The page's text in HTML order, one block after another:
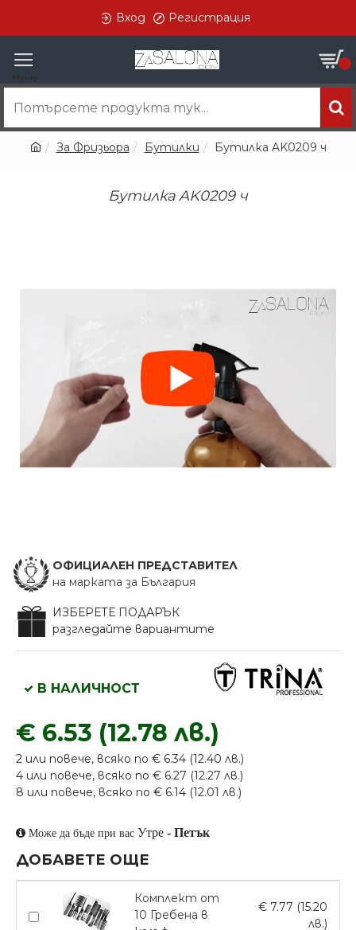
Вход Регистрация
За Фризьора Бутилки Бутилка AK0209 ч
Бутилка AK0209 ч
ИЗБЕРЕТЕ ПОДАРЪК
разгледайте вариантите
ОФИЦИАЛЕН ПРЕДСТАВИТЕЛ
на марката за България
€ 6.53 (12.78 лв.)
2 или повече, всяко по € 6.34 (12.40 лв.)
4 или повече, всяко по € 6.27 (12.27 лв.)
8 или повече, всяко по € 6.14 (12.01 лв.)
В НАЛИЧНОСТ
Може да бъде при вас Утре - Петък
ДОБАВЕТЕ ОЩЕ
Комплект от
10 Гребена в
€ 7.77 (15.20
лв.)